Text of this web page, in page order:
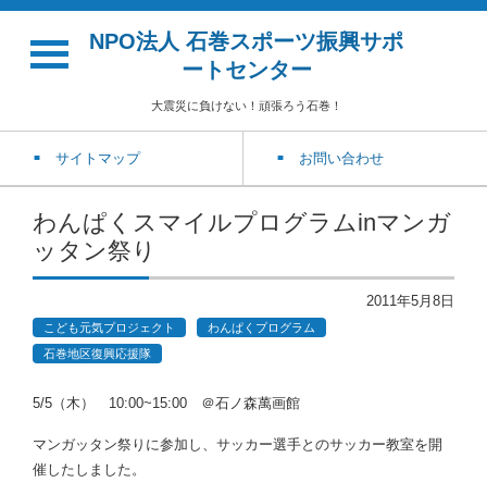
NPO法人 石巻スポーツ振興サポ
ートセンター
大震災に負けない！頑張ろう石巻！
サイトマップ お問い合わせ
わんぱくスマイルプログラムinマンガ
ッタン祭り
2011年5月8日
こども元気プロジェクト
わんぱくプログラム
石巻地区復興応援隊
5/5（木） 10:00~15:00 ＠石ノ森萬画館
マンガッタン祭りに参加し、サッカー選手とのサッカー教室を開
催したしました。